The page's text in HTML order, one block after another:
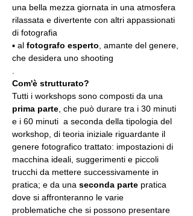
una bella mezza giornata in una atmosfera
rilassata e divertente con altri appassionati
di fotografia
▪️ al fotografo esperto , amante del genere,
che desidera uno shooting
Com'è strutturato?
Tutti i workshops sono composti da una
prima parte , che può durare tra i 30 minuti
e i 60 minuti  a seconda della tipologia del
workshop, di teoria iniziale riguardante il
genere fotografico trattato: impostazioni di
macchina ideali, suggerimenti e piccoli
trucchi da mettere successivamente in
pratica; e da una seconda parte pratica
dove si affronteranno le varie
problematiche che si possono presentare